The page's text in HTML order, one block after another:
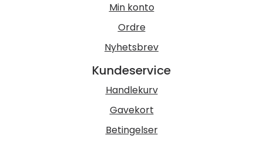
Min konto
Ordre
Nyhetsbrev
Kundeservice
Handlekurv
Gavekort
Betingelser